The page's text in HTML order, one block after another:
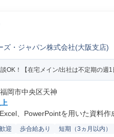
ズ・ジャパン株式会社(大阪支店)
OK！【在宅メイン/出社は不定期の週
岡市中央区天神
、PowerPointを用いた資料作
迎 歩合給あり 短期（3ヵ月以内）